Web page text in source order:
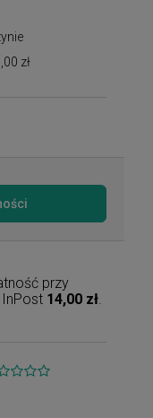
zł
przy
InPost 14,00 zł